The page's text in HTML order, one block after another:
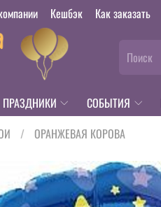
Кешбэк Как заказать
ПРАЗДНИКИ СОБЫТИЯ
ОРАНЖЕВАЯ КОРОВА